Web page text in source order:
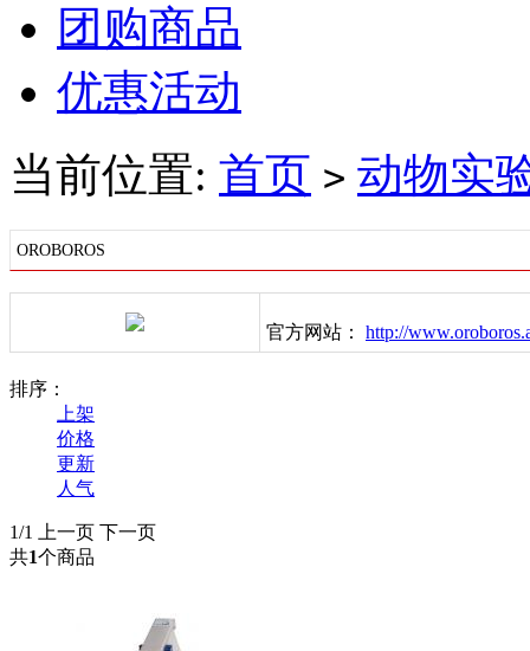
团购商品
优惠活动
当前位置: 首页 > 动物实
OROBOROS
官方网站： http://
排序：
上架
价格
更新
人气
1/1 上一页 下一页
共1个商品